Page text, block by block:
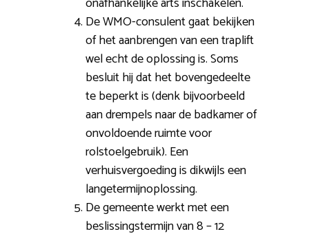
De WMO-consulent gaat bekijken
of het aanbrengen van een traplift
wel echt de oplossing is. Soms
besluit hij dat het bovengedeelte
te beperkt is (denk bijvoorbeeld
aan drempels naar de badkamer of
onvoldoende ruimte voor
rolstoelgebruik). Een
verhuisvergoeding is dikwijls een
langetermijnoplossing.
De gemeente werkt met een
beslissingstermijn van 8 – 12